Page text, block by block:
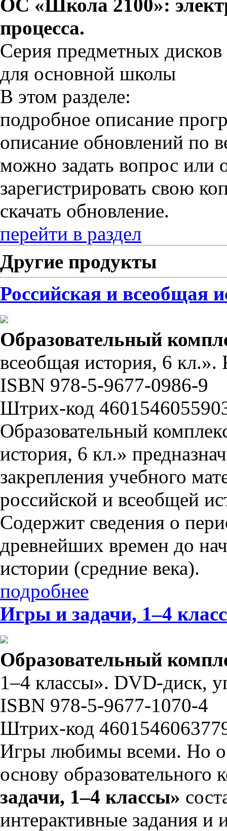
ОС «Школа 2100»:
процесса.
Серия предметных дисков
для основной школы
В этом разделе:
подробное описание
описание обновлений по
можно задать вопрос или
зарегистрировать свою
скачать обновление.
перейти в раздел
Другие продукты
Российская и всеобщая
Образовательный
всеобщая история, 6 кл.».
ISBN 978-5-9677-0986-9
Штрих-код
Образовательный
история, 6 кл.»
закрепления учебного
российской и всеобщей
Содержит сведения о
древнейших времен до
истории (средние века).
подробнее
Игры и задачи, 1–4
Образовательный
1–4 классы». DVD-диск,
ISBN 978-5-9677-1070-4
Штрих-код
Игры любимы всеми. Но
основу
задачи, 1–4 классы»
интерактивные задания и